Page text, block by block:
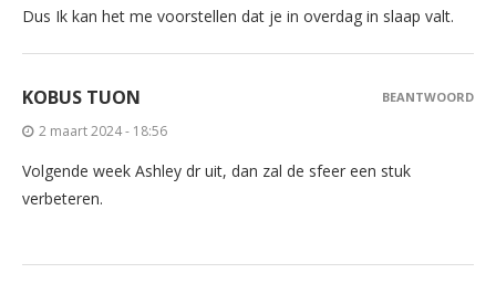
Dus Ik kan het me voorstellen dat je in overdag in slaap valt.
KOBUS TUON
2 maart 2024 - 18:56
Volgende week Ashley dr uit, dan zal de sfeer een stuk
verbeteren.
BEANTWOORD